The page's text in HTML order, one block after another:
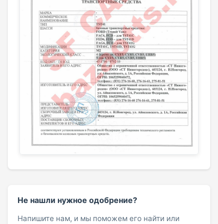
Не нашли нужное одобрение?
Напишите нам, и мы поможем его найти или